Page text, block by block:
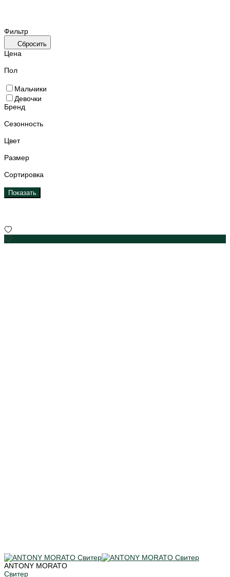
Фильтр
Сбросить
Цена
Пол
Мальчики
Девочки
Бренд
Сезонность
Цвет
Размер
Сортировка
Показать
ANTONY MORATO
Свитер